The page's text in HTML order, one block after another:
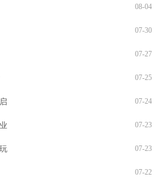
08-04
07-30
07-27
07-25
07-24
07-23
07-23
07-22